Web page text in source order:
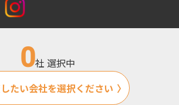
0社 選択中
たい会社を選択ください
プライバシーポリシー